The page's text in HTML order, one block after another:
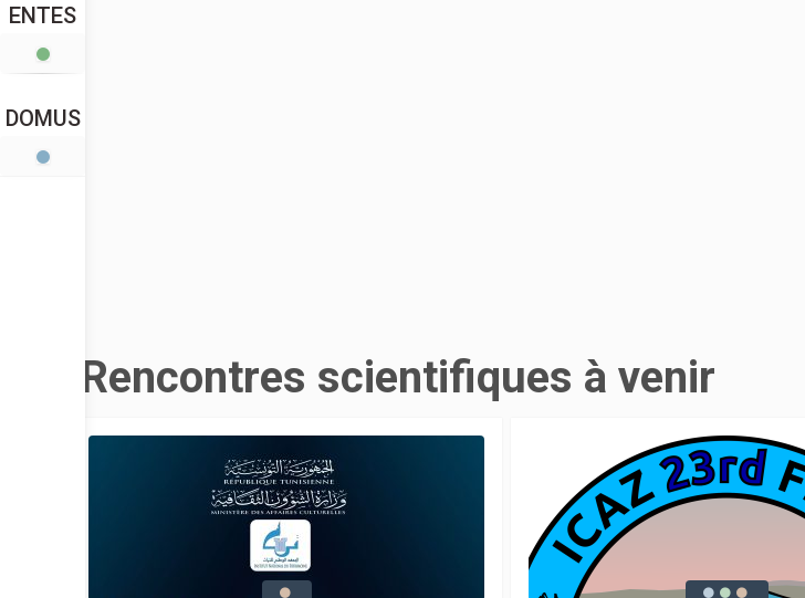
ENTES
DOMUS
Rencontres scientifiques à venir